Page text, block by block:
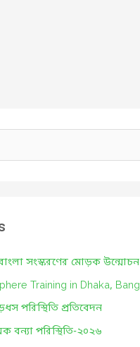
সংস্করণের মোড়ক উন্মোচন
Training in Dhaka,
পরিস্থিতি প্রতিবেদন
পরিস্থিতি-২০২৬